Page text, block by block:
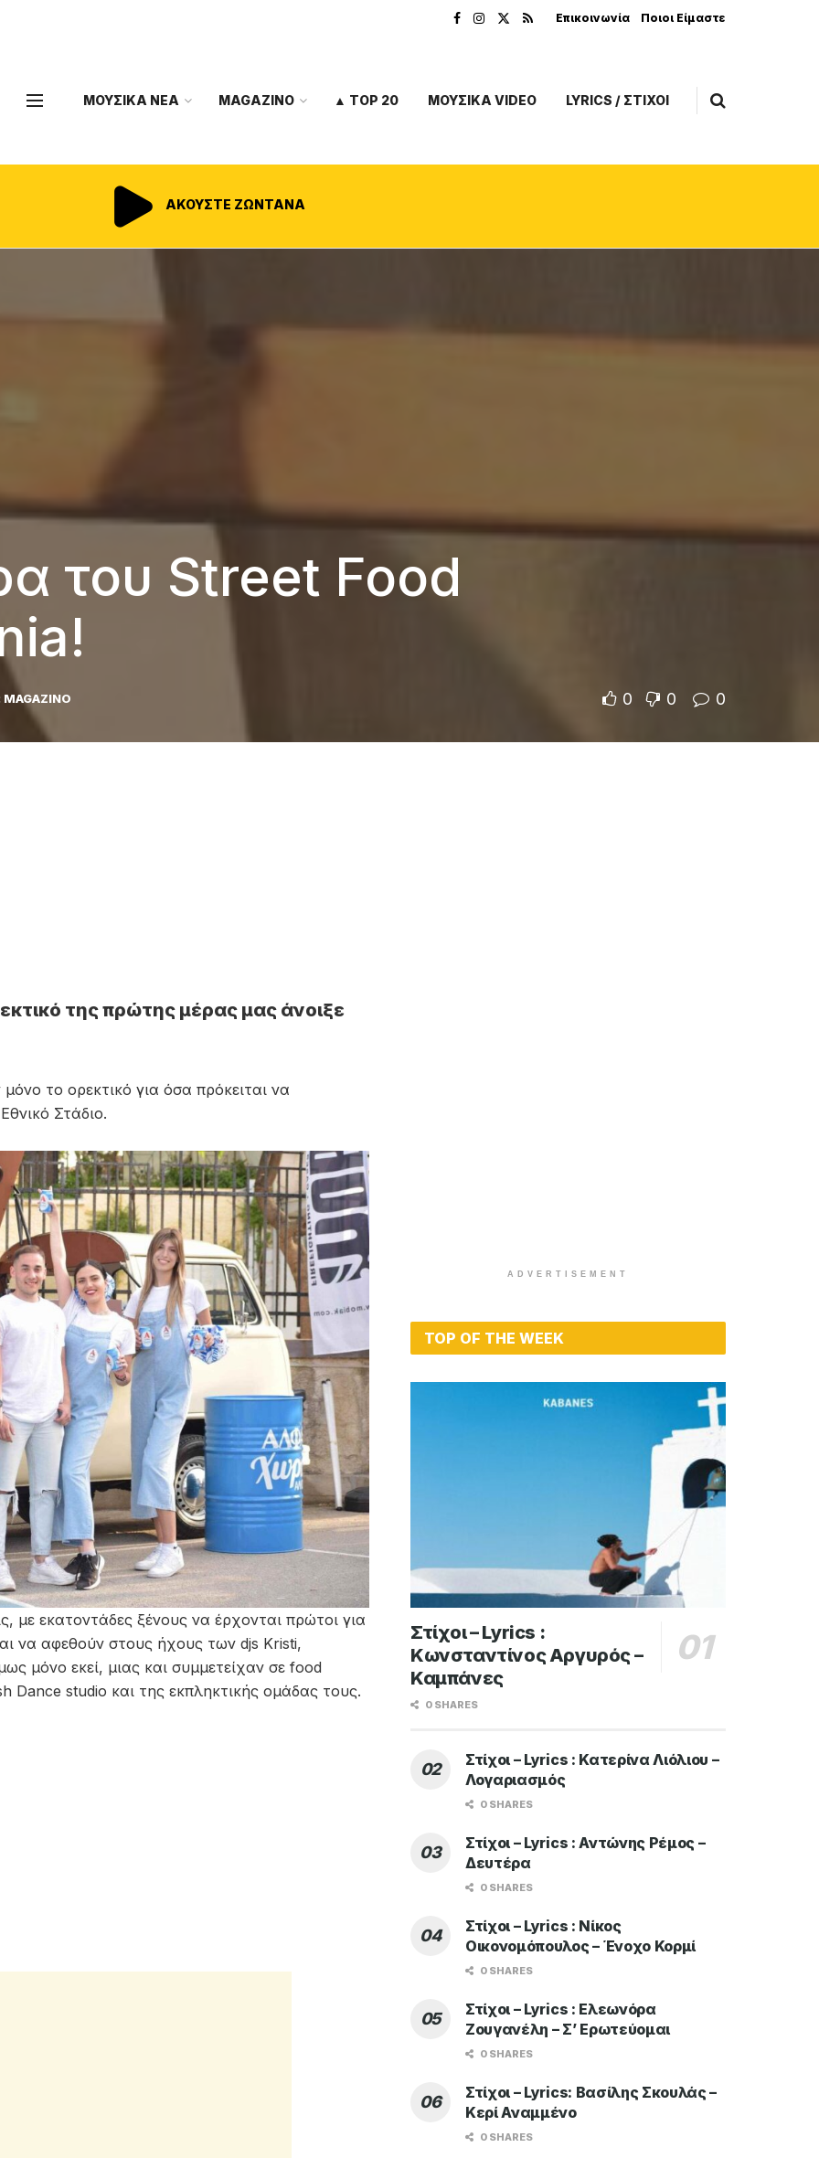
Επικοινωνία Ποιοι Είμαστε
ΜΟΥΣΙΚΑ ΝΕΑ MAGAZINO ▲ TOP 20 ΜΟΥΣΙΚΑ VIDEO LYRICS / ΣΤΙΧΟΙ
ΑΚΟΥΣΤΕ ΖΩΝΤΑΝΑ
του Street Food
MAGAZINO 0 0 0
της πρώτης μέρας μας άνοιξε
το ορεκτικό για όσα πρόκειται να
Στάδιο.
με εκατοντάδες ξένους να έρχονται πρώτοι για
να αφεθούν στους ήχους των djs Kristi,
μόνο εκεί, μιας και συμμετείχαν σε food
Dance studio και της εκπληκτικής ομάδας τους.
ADVERTISEMENT
TOP OF THE WEEK
Στίχοι – Lyrics :
Κωνσταντίνος Αργυρός –
Καμπάνες
0 SHARES
Στίχοι – Lyrics : Κατερίνα Λιόλιου –
Λογαριασμός
0 SHARES
Στίχοι – Lyrics : Αντώνης Ρέμος –
Δευτέρα
0 SHARES
Στίχοι – Lyrics : Νίκος
Οικονομόπουλος – Ένοχο Κορμί
0 SHARES
Στίχοι – Lyrics : Ελεωνόρα
Ζουγανέλη – Σ’ Ερωτεύομαι
0 SHARES
Στίχοι – Lyrics: Βασίλης Σκουλάς –
Κερί Αναμμένο
0 SHARES